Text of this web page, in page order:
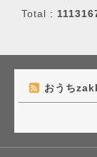
Total :
おうち